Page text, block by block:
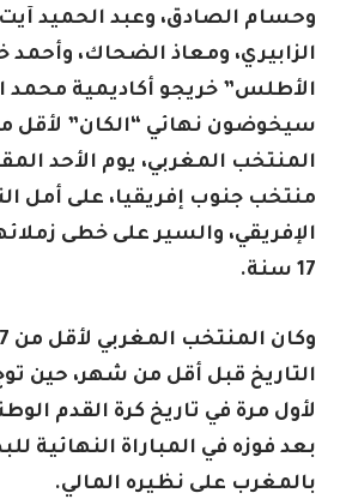
وحسام الصادق، وعبد الحميد آيت
الزابيري، ومعاذ الضحاك، وأحمد
الأطلس” خريجو أكاديمية محمد
المنتخب المغربي، يوم الأحد
منتخب جنوب إفريقيا، على أمل
الإفريقي، والسير على خطى
17 سنة.
التاريخ قبل أقل من شهر، حين
لأول مرة في تاريخ كرة القدم
بعد فوزه في المباراة النهائية
بالمغرب على نظيره المالي.